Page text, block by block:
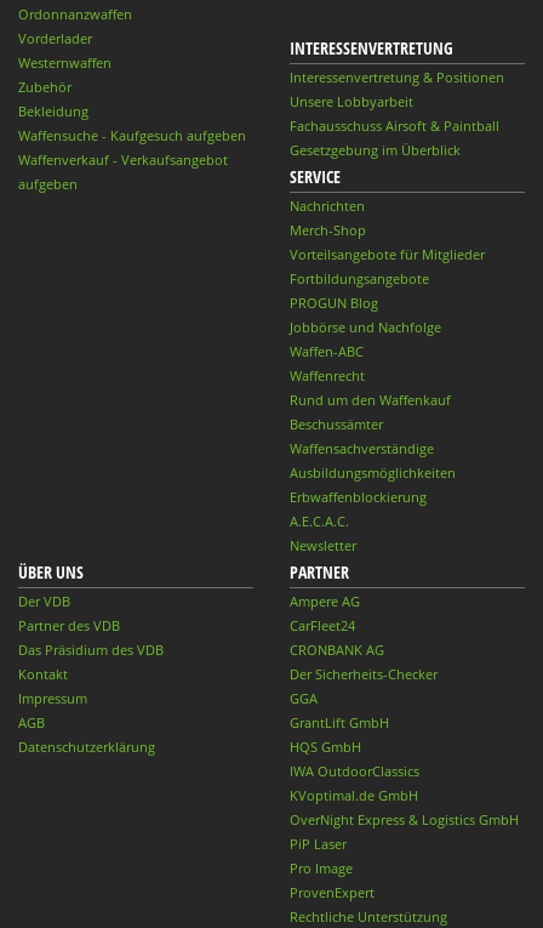
Ordonnanzwaffen
Vorderlader
Westernwaffen
Zubehör
Bekleidung
Waffensuche - Kaufgesuch aufgeben
Waffenverkauf - Verkaufsangebot
aufgeben
INTERESSENVERTRETUNG
Interessenvertretung & Positionen
Unsere Lobbyarbeit
Fachausschuss Airsoft & Paintball
Gesetzgebung im Überblick
SERVICE
Nachrichten
Merch-Shop
Vorteilsangebote für Mitglieder
Fortbildungsangebote
PROGUN Blog
Jobbörse und Nachfolge
Waffen-ABC
Waffenrecht
Rund um den Waffenkauf
Beschussämter
Waffensachverständige
Ausbildungsmöglichkeiten
Erbwaffenblockierung
A.E.C.A.C.
Newsletter
ÜBER UNS
Der VDB
Partner des VDB
Das Präsidium des VDB
Kontakt
Impressum
AGB
Datenschutzerklärung
PARTNER
Ampere AG
CarFleet24
CRONBANK AG
Der Sicherheits-Checker
GGA
GrantLift GmbH
HQS GmbH
IWA OutdoorClassics
KVoptimal.de GmbH
OverNight Express & Logistics GmbH
PiP Laser
Pro Image
ProvenExpert
Rechtliche Unterstützung